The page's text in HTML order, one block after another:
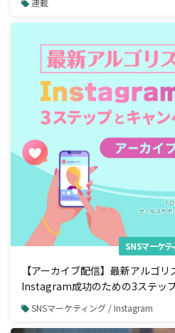
連載
SNSマーケテ
【アーカイブ配信】最新アルゴリ
Instagram成功のための3ステッ
SNSマーケティング / Instagram